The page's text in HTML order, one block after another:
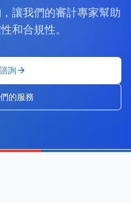
讓我們的審計專家幫助
和合規性。
詢
的服務